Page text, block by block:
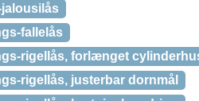
fallelås
rigellås, forlænget
rigellås, justerbar dornmål